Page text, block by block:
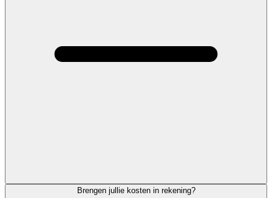
Brengen jullie kosten in rekening?